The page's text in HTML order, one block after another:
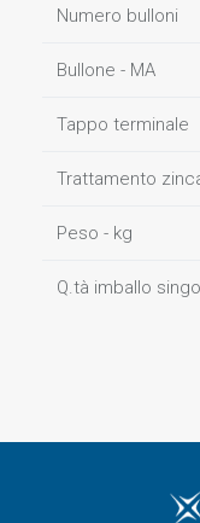
Numero bulloni
Bullone - MA
Tappo terminale
Trattamento
Peso - kg
Q.tà imballo